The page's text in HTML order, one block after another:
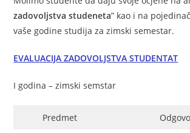
zadovoljstva studeneta” kao i na
vaše godine studija za zimski semestar.
EVALUACIJA ZADOVOLJSTVA STUDENTAT
I godina – zimski semstar
Predmet